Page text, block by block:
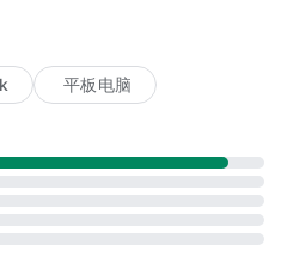
比特币。
地的朋友和家人安全地进行转
平板电脑